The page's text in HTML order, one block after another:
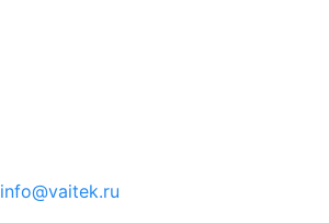
info@vaitek.ru